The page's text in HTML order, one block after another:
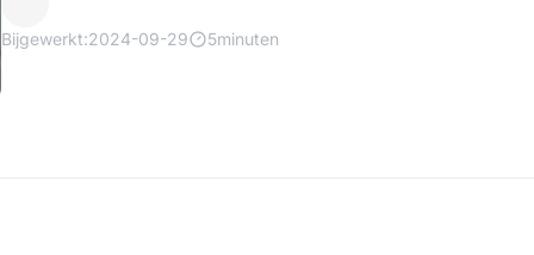
Bijgewerkt:2024-09-29 5minuten